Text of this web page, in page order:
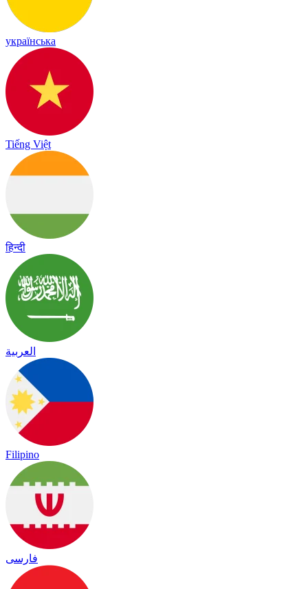
українська
Tiếng Việt
हिन्दी
العربية
Filipino
فارسی